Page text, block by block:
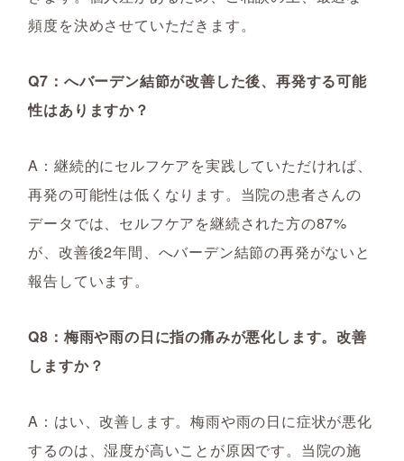
頻度を決めさせていただきます。
Q7：へバーデン結節が改善した後、再発する可能
性はありますか？
A：継続的にセルフケアを実践していただければ、
再発の可能性は低くなります。当院の患者さんの
データでは、セルフケアを継続された方の87%
が、改善後2年間、へバーデン結節の再発がないと
報告しています。
Q8：梅雨や雨の日に指の痛みが悪化します。改善
しますか？
A：はい、改善します。梅雨や雨の日に症状が悪化
するのは、湿度が高いことが原因です。当院の施